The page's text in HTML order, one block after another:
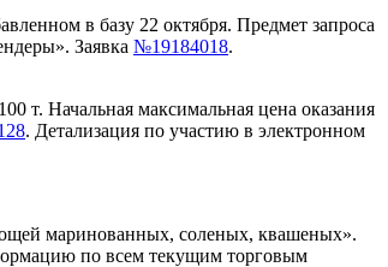
в базу 22 октября. Предмет запроса
Заявка №19184018.
т. Начальная максимальная цена оказания
. Детализация по участию в электронном
маринованных, соленых, квашеных».
по всем текущим торговым